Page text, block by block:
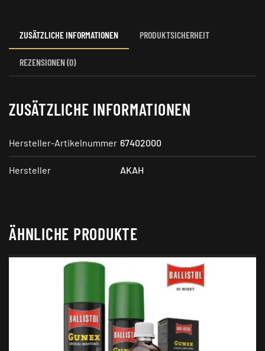
ZUSÄTZLICHE INFORMATIONEN PRODUKTSICHERHEIT
REZENSIONEN (0)
ZUSÄTZLICHE INFORMATIONEN
Hersteller-Artikelnummer 67402000
Hersteller AKAH
ÄHNLICHE PRODUKTE